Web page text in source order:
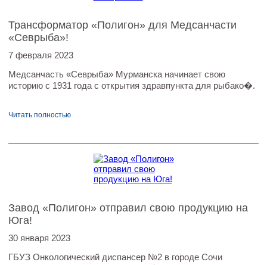
Трансформатор «Полигон» для Медсанчасти
«Севрыба»!
7 февраля 2023
Медсанчасть «Севрыба» Мурманска начинает свою
историю с 1931 года с открытия здравпункта для рыбако�.
Читать полностью
Завод «Полигон» отправил свою продукцию на
Юга!
30 января 2023
ГБУЗ Онкологический диспансер №2 в городе Сочи